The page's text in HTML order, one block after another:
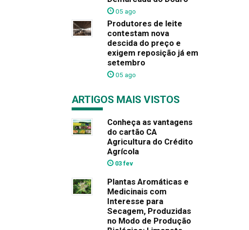
05 ago
Produtores de leite
contestam nova
descida do preço e
exigem reposição já em
setembro
05 ago
ARTIGOS MAIS VISTOS
Conheça as vantagens
do cartão CA
Agricultura do Crédito
Agrícola
03 fev
Plantas Aromáticas e
Medicinais com
Interesse para
Secagem, Produzidas
no Modo de Produção